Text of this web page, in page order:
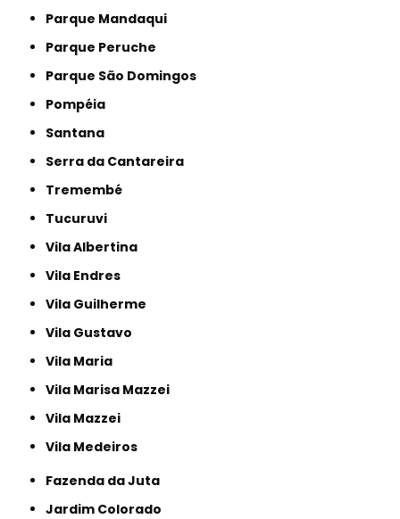
Parque Mandaqui
Parque Peruche
Parque São Domingos
Pompéia
Santana
Serra da Cantareira
Tremembé
Tucuruvi
Vila Albertina
Vila Endres
Vila Guilherme
Vila Gustavo
Vila Maria
Vila Marisa Mazzei
Vila Mazzei
Vila Medeiros
Fazenda da Juta
Jardim Colorado